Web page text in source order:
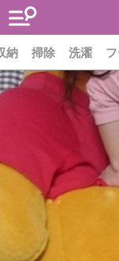
納 掃除 洗濯